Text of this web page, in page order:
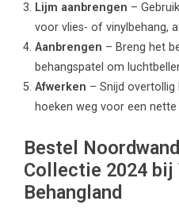
Lijm aanbrengen –
voor vlies- of vinylbehang,
Aanbrengen – Breng het
behangspatel om
Afwerken – Snijd overtollig
hoeken weg voor een
Bestel
Collectie 2024 bij
Behangland